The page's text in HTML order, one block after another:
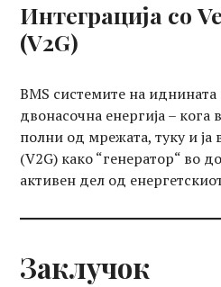
Интеграција со
(V2G)
BMS системите на
двонасочна енергија – кога
полни од мрежата, туку и ја
(V2G) како “генератор“ во
активен дел од
Заклучок